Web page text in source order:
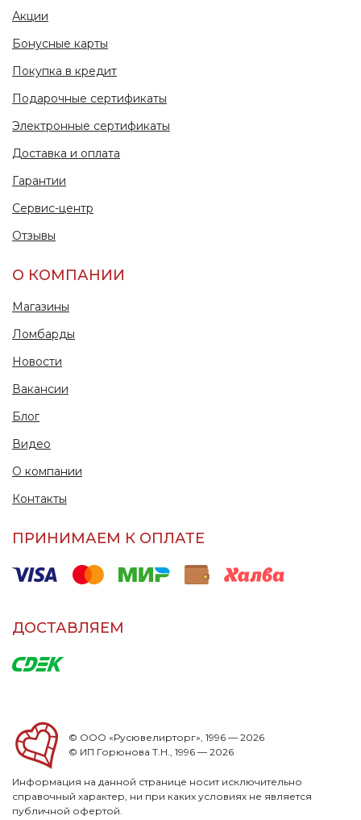
Акции
Бонусные карты
Покупка в кредит
Подарочные сертификаты
Электронные сертификаты
Доставка и оплата
Гарантии
Сервис-центр
Отзывы
О КОМПАНИИ
Магазины
Ломбарды
Новости
Вакансии
Блог
Видео
О компании
Контакты
ПРИНИМАЕМ К ОПЛАТЕ
ДОСТАВЛЯЕМ
© ООО «Русювелирторг», 1996 — 2026
© ИП Горюнова Т.Н., 1996 — 2026
Информация на данной странице носит исключительно
справочный характер, ни при каких условиях не является
публичной офертой.